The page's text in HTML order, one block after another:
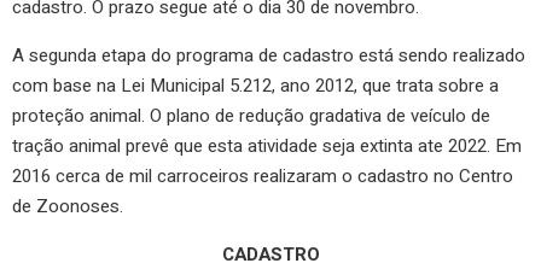
cadastro. O prazo segue até o dia 30 de novembro.
A segunda etapa do programa de cadastro está sendo realizado
com base na Lei Municipal 5.212, ano 2012, que trata sobre a
proteção animal. O plano de redução gradativa de veículo de
tração animal prevê que esta atividade seja extinta ate 2022. Em
2016 cerca de mil carroceiros realizaram o cadastro no Centro
de Zoonoses.
CADASTRO